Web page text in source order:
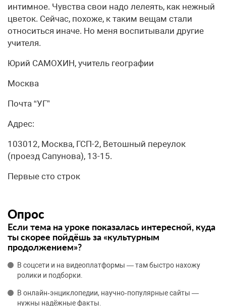
интимное. Чувства свои надо лелеять, как нежный
цветок. Сейчас, похоже, к таким вещам стали
относиться иначе. Но меня воспитывали другие
учителя.
Юрий САМОХИН, учитель географии
Москва
Почта “УГ”
Адрес:
103012, Москва, ГСП-2, Ветошный переулок
(проезд Сапунова), 13-15.
Первые сто строк
Опрос
Если тема на уроке показалась интересной, куда
ты скорее пойдёшь за «культурным
продолжением»?
В соцсети и на видеоплатформы — там быстро нахожу
ролики и подборки.
В онлайн‑энциклопедии, научно‑популярные сайты —
нужны надёжные факты.